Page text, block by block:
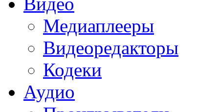
Медиаплееры
Видеоредакторы
Кодеки
Аудио